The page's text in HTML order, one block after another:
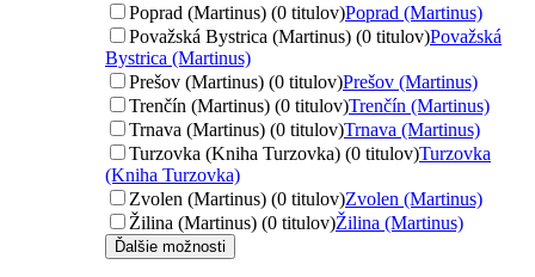
Poprad (Martinus) (0 titulov)Poprad (Martinus)
Považská Bystrica (Martinus) (0 titulov)Považská
Bystrica (Martinus)
Prešov (Martinus) (0 titulov)Prešov (Martinus)
Trenčín (Martinus) (0 titulov)Trenčín (Martinus)
Trnava (Martinus) (0 titulov)Trnava (Martinus)
Turzovka (Kniha Turzovka) (0 titulov)Turzovka
(Kniha Turzovka)
Zvolen (Martinus) (0 titulov)Zvolen (Martinus)
Žilina (Martinus) (0 titulov)Žilina (Martinus)
Ďalšie možnosti